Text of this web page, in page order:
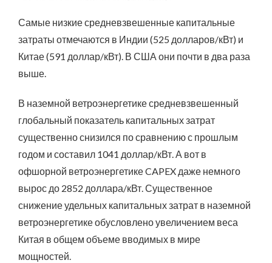
Самые низкие средневзвешенные капитальные
затраты отмечаются в Индии (525 долларов/кВт) и
Китае (591 доллар/кВт). В США они почти в два раза
выше.
В наземной ветроэнергетике средневзвешенный
глобальный показатель капитальных затрат
существенно снизился по сравнению с прошлым
годом и составил 1041 доллар/кВт. А вот в
офшорной ветроэнергетике CAPEX даже немного
вырос до 2852 доллара/кВт. Существенное
снижение удельных капитальных затрат в наземной
ветроэнергетике обусловлено увеличением веса
Китая в общем объеме вводимых в мире
мощностей.